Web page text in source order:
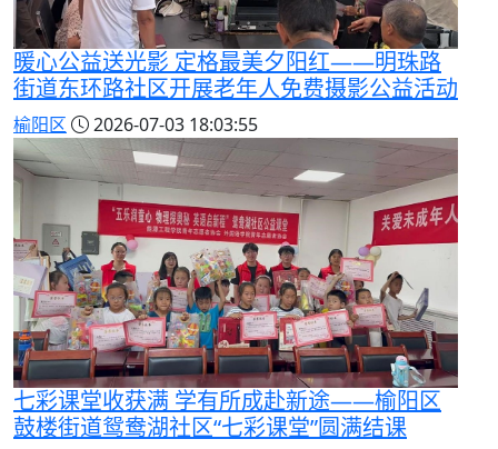
暖心公益送光影 定格最美夕阳红——明珠路
街道东环路社区开展老年人免费摄影公益活动
榆阳区 2026-07-03 18:03:55
七彩课堂收获满 学有所成赴新途——榆阳区
鼓楼街道鸳鸯湖社区“七彩课堂”圆满结课